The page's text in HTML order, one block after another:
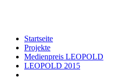
Startseite
Projekte
Medienpreis LEOPOLD
LEOPOLD 2015